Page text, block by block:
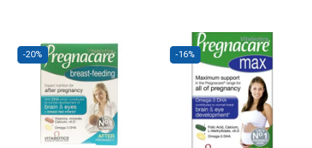
-20% -16%